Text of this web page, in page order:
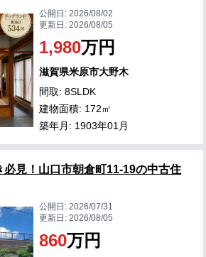
公開日:2026/08/02
更新日:2026/08/05
1,980万円
滋賀県米原市大野木
間取: 8SLDK
建物面積: 172㎡
築年月: 1903年01月
必見！山口市朝倉町11-19の中古住
公開日:2026/07/31
更新日:2026/08/05
860万円